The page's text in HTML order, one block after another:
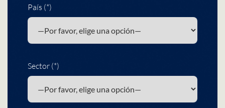
País (*)
Sector (*)